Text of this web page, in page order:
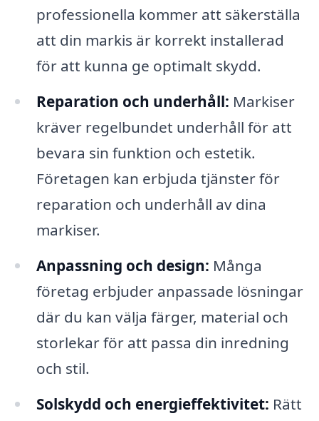
professionella kommer att säkerställa
att din markis är korrekt installerad
för att kunna ge optimalt skydd.
Reparation och underhåll: Markiser
kräver regelbundet underhåll för att
bevara sin funktion och estetik.
Företagen kan erbjuda tjänster för
reparation och underhåll av dina
markiser.
Anpassning och design: Många
företag erbjuder anpassade lösningar
där du kan välja färger, material och
storlekar för att passa din inredning
och stil.
Solskydd och energieffektivitet: Rätt